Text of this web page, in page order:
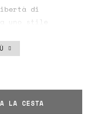
di
uno stile
perfetto per
della
equilibrio tra
LA CESTA